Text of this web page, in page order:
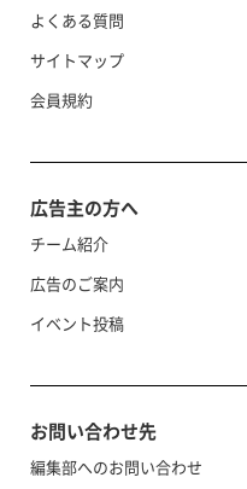
よくある質問
サイトマップ
会員規約
広告主の方へ
チーム紹介
広告のご案内
イベント投稿
お問い合わせ先
編集部へのお問い合わせ